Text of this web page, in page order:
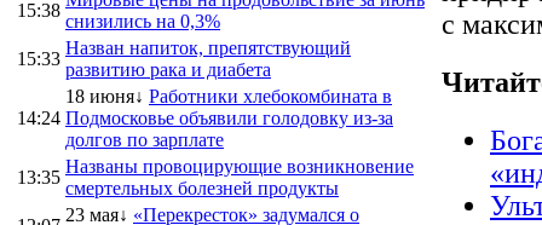
15:38
снизились на 0,3%
15:33
Назван напиток, препятствующий
развитию рака и диабета
14:24
18 июня↓ Работники хлебокомбината в
Подмосковье объявили голодовку из-за
долгов по зарплате
13:35
Названы провоцирующие возникновение
смертельных болезней продукты
23 мая↓ «Перекресток» задумался о
с